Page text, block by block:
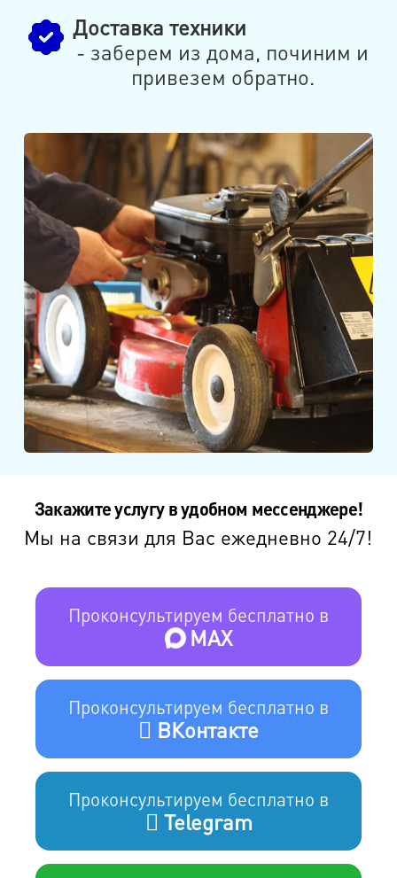
Доставка техники
- заберем из дома, починим и
привезем обратно.
Закажите услугу в удобном мессенджере!
Мы на связи для Вас ежедневно 24/7!
Проконсультируем бесплатно в
MAX
Проконсультируем бесплатно в
ВКонтакте
Проконсультируем бесплатно в
Telegram